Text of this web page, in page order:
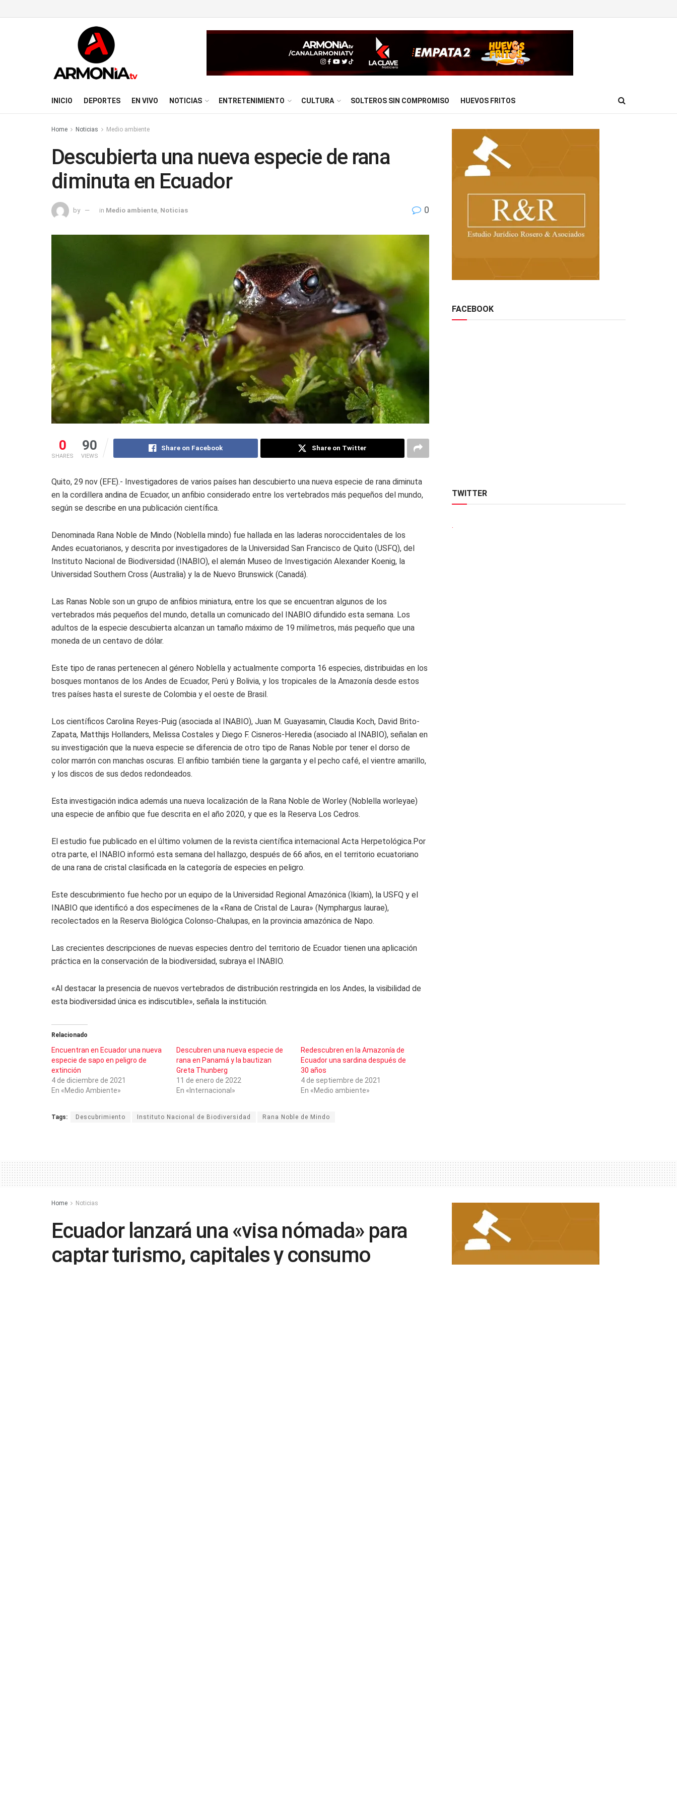
INICIO DEPORTES EN VIVO NOTICIAS ENTRETENIMIENTO CULTURA SOLTEROS SIN COMPROMISO HUEVOS FRITOS
Home Noticias Medio ambiente
Descubierta una nueva especie de rana
diminuta en Ecuador
by in Medio ambiente Noticias 0
0
SHARES
90
VIEWS
Share on Facebook Share on Twitter
Quito, 29 nov (EFE).- Investigadores de varios países han descubierto una nueva especie de rana diminuta
en la cordillera andina de Ecuador, un anfibio considerado entre los vertebrados más pequeños del mundo,
según se describe en una publicación científica.
Denominada Rana Noble de Mindo (Noblella mindo) fue hallada en las laderas noroccidentales de los
Andes ecuatorianos, y descrita por investigadores de la Universidad San Francisco de Quito (USFQ), del
Instituto Nacional de Biodiversidad (INABIO), el alemán Museo de Investigación Alexander Koenig, la
Universidad Southern Cross (Australia) y la de Nuevo Brunswick (Canadá).
Las Ranas Noble son un grupo de anfibios miniatura, entre los que se encuentran algunos de los
vertebrados más pequeños del mundo, detalla un comunicado del INABIO difundido esta semana. Los
adultos de la especie descubierta alcanzan un tamaño máximo de 19 milímetros, más pequeño que una
moneda de un centavo de dólar.
Este tipo de ranas pertenecen al género Noblella y actualmente comporta 16 especies, distribuidas en los
bosques montanos de los Andes de Ecuador, Perú y Bolivia, y los tropicales de la Amazonía desde estos
tres países hasta el sureste de Colombia y el oeste de Brasil.
Los científicos Carolina Reyes-Puig (asociada al INABIO), Juan M. Guayasamin, Claudia Koch, David Brito-
Zapata, Matthijs Hollanders, Melissa Costales y Diego F. Cisneros-Heredia (asociado al INABIO), señalan en
su investigación que la nueva especie se diferencia de otro tipo de Ranas Noble por tener el dorso de
color marrón con manchas oscuras. El anfibio también tiene la garganta y el pecho café, el vientre amarillo,
y los discos de sus dedos redondeados.
Esta investigación indica además una nueva localización de la Rana Noble de Worley (Noblella worleyae)
una especie de anfibio que fue descrita en el año 2020, y que es la Reserva Los Cedros.
El estudio fue publicado en el último volumen de la revista científica internacional Acta Herpetológica.Por
otra parte, el INABIO informó esta semana del hallazgo, después de 66 años, en el territorio ecuatoriano
de una rana de cristal clasificada en la categoría de especies en peligro.
Este descubrimiento fue hecho por un equipo de la Universidad Regional Amazónica (Ikiam), la USFQ y el
INABIO que identificó a dos especímenes de la «Rana de Cristal de Laura» (Nymphargus laurae),
recolectados en la Reserva Biológica Colonso-Chalupas, en la provincia amazónica de Napo.
Las crecientes descripciones de nuevas especies dentro del territorio de Ecuador tienen una aplicación
práctica en la conservación de la biodiversidad, subraya el INABIO.
«Al destacar la presencia de nuevos vertebrados de distribución restringida en los Andes, la visibilidad de
esta biodiversidad única es indiscutible», señala la institución.
Relacionado
Encuentran en Ecuador una nueva
especie de sapo en peligro de
extinción
4 de diciembre de 2021
En «Medio Ambiente»
Descubren una nueva especie de
rana en Panamá y la bautizan
Greta Thunberg
11 de enero de 2022
En «Internacional»
Redescubren en la Amazonía de
Ecuador una sardina después de
30 años
4 de septiembre de 2021
En «Medio ambiente»
Tags: Descubrimiento Instituto Nacional de Biodiversidad Rana Noble de Mindo
FACEBOOK
TWITTER
Home Noticias
Ecuador lanzará una «visa nómada» para
captar turismo, capitales y consumo